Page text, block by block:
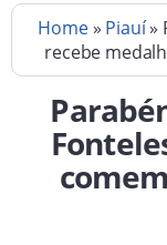
Home» Piauí»
recebe